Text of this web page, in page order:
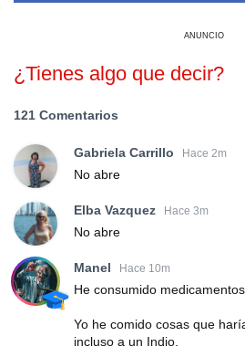
ANUNCIO
¿Tienes algo que decir?
121 Comentarios
Gabriela Carrillo Hace 2m
No abre
Elba Vazquez Hace 3m
No abre
Manel Hace 10m
He consumido
Yo he comido cosas que
incluso a un Indio.